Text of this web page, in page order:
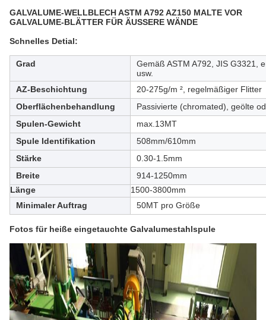
GALVALUME-WELLBLECH ASTM A792 AZ150 MALTE VOR
GALVALUME-BLÄTTER FÜR ÄUSSERE WÄNDE
Schnelles Detial:
Grad
Gemäß ASTM A792, JIS G3321,
usw.
AZ-Beschichtung
20-275g/m ², regelmäßiger Flitter
Oberflächenbehandlung
Passivierte (chromated), geölte
Spulen-Gewicht
max.13MT
Spule Identifikation
508mm/610mm
Stärke
0.30-1.5mm
Breite
914-1250mm
Länge
1500-3800mm
Minimaler Auftrag
50MT pro Größe
Fotos für heiße eingetauchte Galvalumestahlspule